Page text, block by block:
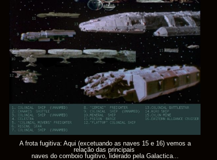
A frota fugitiva: Aqui (excetuando as naves 15 e 16) vemos a
relação das principais
naves do comboio fugitivo, liderado pela Galactica...